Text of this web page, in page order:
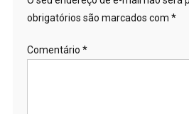
obrigatórios são marcados com *
Comentário *